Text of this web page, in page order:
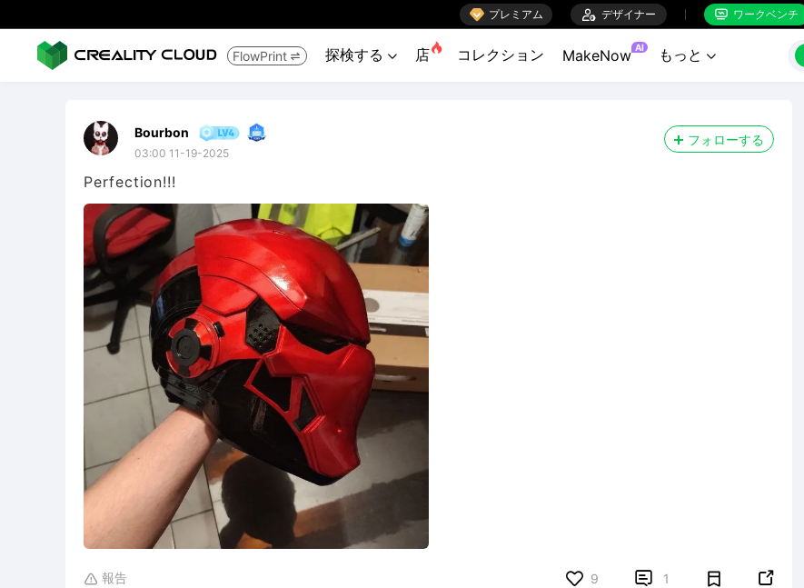
 プレミアム  デザイナー  ワークベンチ
FlowPrint  探検する  店 コレクション MakeNow AI もっと 
Bourbon
03:00 11-19-2025
フォローする
Perfection!!!
 報告 9  1 